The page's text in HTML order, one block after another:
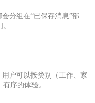
分组在“已保存消息”部
户可以按类别（工作、家
序的体验。